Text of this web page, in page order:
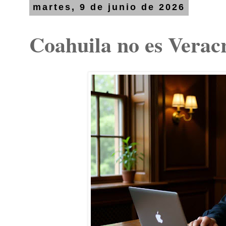
martes, 9 de junio de 2026
Coahuila no es